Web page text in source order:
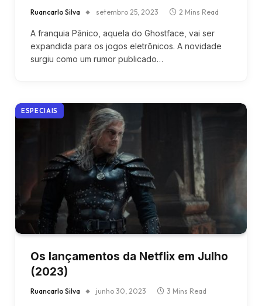
Ruancarlo Silva setembro 25, 2023 2 Mins Read
A franquia Pânico, aquela do Ghostface, vai ser
expandida para os jogos eletrônicos. A novidade
surgiu como um rumor publicado…
ESPECIAIS
Os lançamentos da Netflix em Julho
(2023)
Ruancarlo Silva junho 30, 2023 3 Mins Read